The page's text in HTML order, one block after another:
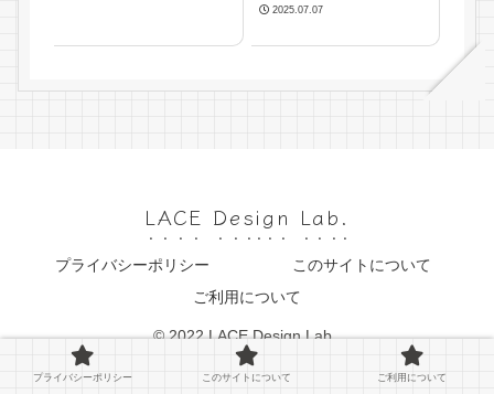
2025.07.07
LACE Design Lab.
プライバシーポリシー
このサイトについて
ご利用について
© 2022 LACE Design Lab..
プライバシーポリシー このサイトについて ご利用について